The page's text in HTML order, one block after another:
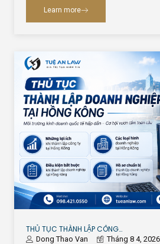
Learn more
THỦ TỤC THÀNH LẬP CÔNG…
Dong Thao Van Tháng 8 4, 2026